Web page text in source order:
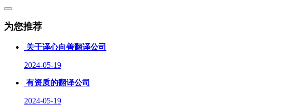
为您推荐
关于译心向善翻译公司
2024-05-19
有资质的翻译公司
2024-05-19